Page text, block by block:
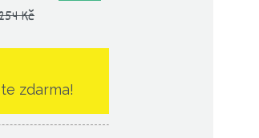
Kč
zdarma!